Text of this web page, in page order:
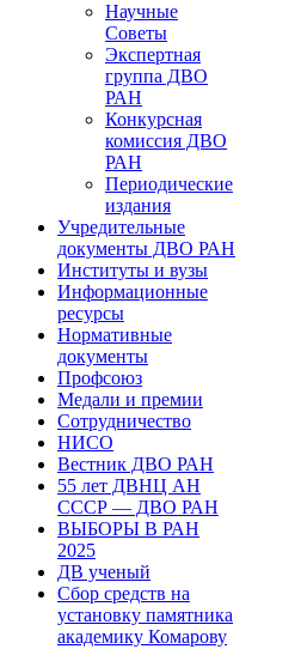
Научные
Советы
Экспертная
группа ДВО
РАН
Конкурсная
комиссия ДВО
РАН
Периодические
издания
Учредительные
документы ДВО РАН
Институты и вузы
Информационные
ресурсы
Нормативные
документы
Профсоюз
Медали и премии
Сотрудничество
НИСО
Вестник ДВО РАН
55 лет ДВНЦ АН
СССР — ДВО РАН
ВЫБОРЫ В РАН
2025
ДВ ученый
Сбор средств на
установку памятника
академику Комарову